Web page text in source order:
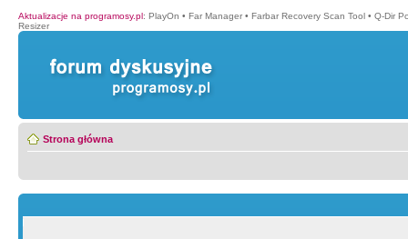
Aktualizacje na programosy.pl: PlayOn • Far Manager • Farbar Recovery Scan Tool • Q-Dir
Resizer
Strona główna